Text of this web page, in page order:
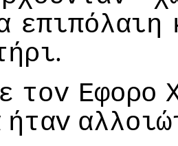
επιπόλαιη
.
τov Εφoρo
ήταv